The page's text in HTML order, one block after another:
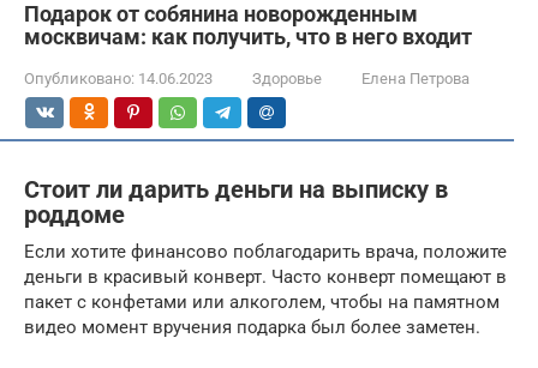
Подарок от собянина новорожденным
москвичам: как получить, что в него входит
Опубликовано: 14.06.2023 Здоровье Елена Петрова
Стоит ли дарить деньги на выписку в
роддоме
Если хотите финансово поблагодарить врача, положите
деньги в красивый конверт. Часто конверт помещают в
пакет с конфетами или алкоголем, чтобы на памятном
видео момент вручения подарка был более заметен.